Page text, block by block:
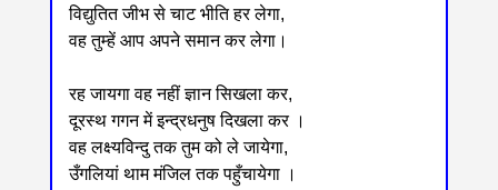
विद्युतित जीभ से चाट भीति हर लेगा,
वह तुम्हें आप अपने समान कर लेगा।
रह जायगा वह नहीं ज्ञान सिखला कर,
दूरस्थ गगन में इन्द्रधनुष दिखला कर ।
वह लक्ष्यविन्दु तक तुम को ले जायेगा,
उँगलियां थाम मंजिल तक पहुँचायेगा ।